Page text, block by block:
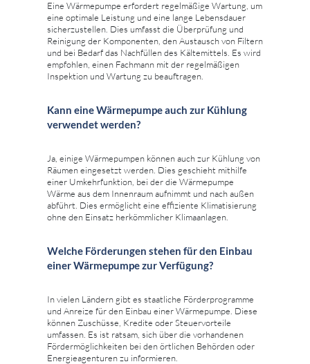
Eine Wärmepumpe erfordert regelmäßige Wartung, um
eine optimale Leistung und eine lange Lebensdauer
sicherzustellen. Dies umfasst die Überprüfung und
Reinigung der Komponenten, den Austausch von Filtern
und bei Bedarf das Nachfüllen des Kältemittels. Es wird
empfohlen, einen Fachmann mit der regelmäßigen
Inspektion und Wartung zu beauftragen.
Kann eine Wärmepumpe auch zur Kühlung
verwendet werden?
Ja, einige Wärmepumpen können auch zur Kühlung von
Räumen eingesetzt werden. Dies geschieht mithilfe
einer Umkehrfunktion, bei der die Wärmepumpe
Wärme aus dem Innenraum aufnimmt und nach außen
abführt. Dies ermöglicht eine effiziente Klimatisierung
ohne den Einsatz herkömmlicher Klimaanlagen.
Welche Förderungen stehen für den Einbau
einer Wärmepumpe zur Verfügung?
In vielen Ländern gibt es staatliche Förderprogramme
und Anreize für den Einbau einer Wärmepumpe. Diese
können Zuschüsse, Kredite oder Steuervorteile
umfassen. Es ist ratsam, sich über die vorhandenen
Fördermöglichkeiten bei den örtlichen Behörden oder
Energieagenturen zu informieren.